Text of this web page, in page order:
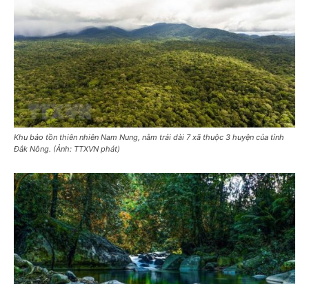
Khu bảo tồn thiên nhiên Nam Nung, nằm trải dài 7 xã thuộc 3 huyện của tỉnh
Đắk Nông. (Ảnh: TTXVN phát)